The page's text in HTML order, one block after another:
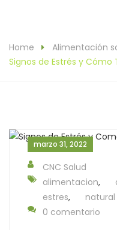
Home
Alimentación
Signos de Estrés y
marzo 31, 2022
CNC Salud
alimentacion,
estres,
natural
0 comentario